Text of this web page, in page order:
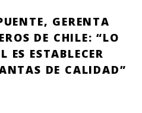
GERENTA
DE CHILE: “LO
ES ESTABLECER
DE CALIDAD”